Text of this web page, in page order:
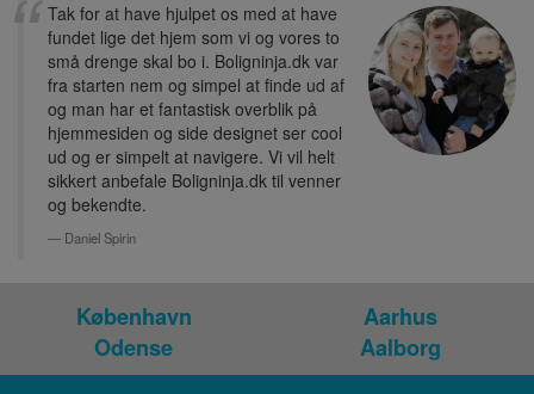
Tak for at have hjulpet os med at have
fundet lige det hjem som vi og vores to
små drenge skal bo i. Boligninja.dk var
fra starten nem og simpel at finde ud af
og man har et fantastisk overblik på
hjemmesiden og side designet ser cool
ud og er simpelt at navigere. Vi vil helt
sikkert anbefale Boligninja.dk til venner
og bekendte.
Daniel Spirin
København
Aarhus
Odense
Aalborg